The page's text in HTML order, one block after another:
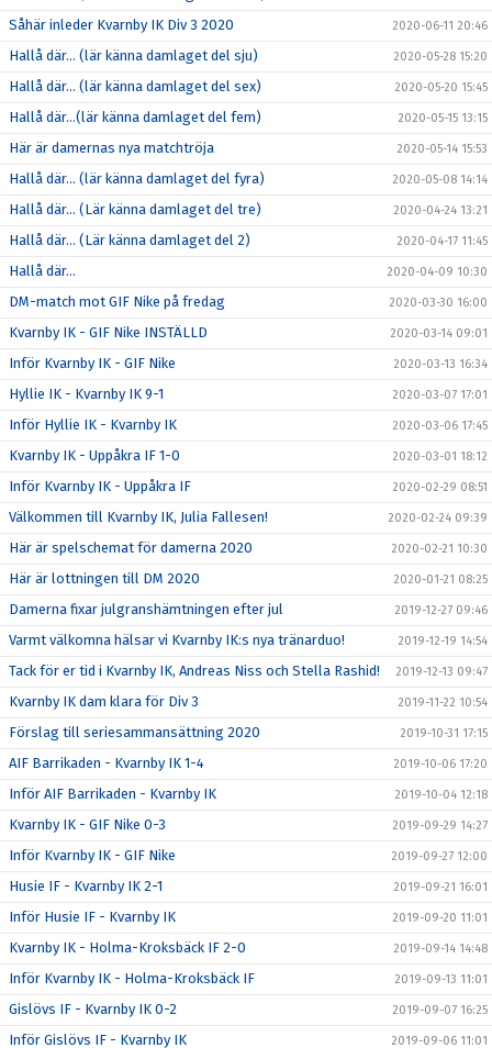
Såhär inleder Kvarnby IK Div 3 2020 2020-06-11 20:46
Hallå där… (lär känna damlaget del sju) 2020-05-28 15:20
Hallå där… (lär känna damlaget del sex) 2020-05-20 15:45
Hallå där…(lär känna damlaget del fem) 2020-05-15 13:15
Här är damernas nya matchtröja 2020-05-14 15:53
Hallå där… (lär känna damlaget del fyra) 2020-05-08 14:14
Hallå där… (Lär känna damlaget del tre) 2020-04-24 13:21
Hallå där… (Lär känna damlaget del 2) 2020-04-17 11:45
Hallå där… 2020-04-09 10:30
DM-match mot GIF Nike på fredag 2020-03-30 16:00
Kvarnby IK - GIF Nike INSTÄLLD 2020-03-14 09:01
Inför Kvarnby IK - GIF Nike 2020-03-13 16:34
Hyllie IK - Kvarnby IK 9-1 2020-03-07 17:01
Inför Hyllie IK - Kvarnby IK 2020-03-06 17:45
Kvarnby IK - Uppåkra IF 1-0 2020-03-01 18:12
Inför Kvarnby IK - Uppåkra IF 2020-02-29 08:51
Välkommen till Kvarnby IK, Julia Fallesen! 2020-02-24 09:39
Här är spelschemat för damerna 2020 2020-02-21 10:30
Här är lottningen till DM 2020 2020-01-21 08:25
Damerna fixar julgranshämtningen efter jul 2019-12-27 09:46
Varmt välkomna hälsar vi Kvarnby IK:s nya tränarduo! 2019-12-19 14:54
Tack för er tid i Kvarnby IK, Andreas Niss och Stella Rashid! 2019-12-13 09:47
Kvarnby IK dam klara för Div 3 2019-11-22 10:54
Förslag till seriesammansättning 2020 2019-10-31 17:15
AIF Barrikaden - Kvarnby IK 1-4 2019-10-06 17:20
Inför AIF Barrikaden - Kvarnby IK 2019-10-04 12:18
Kvarnby IK - GIF Nike 0-3 2019-09-29 14:27
Inför Kvarnby IK - GIF Nike 2019-09-27 12:00
Husie IF - Kvarnby IK 2-1 2019-09-21 16:01
Inför Husie IF - Kvarnby IK 2019-09-20 11:01
Kvarnby IK - Holma-Kroksbäck IF 2-0 2019-09-14 14:48
Inför Kvarnby IK - Holma-Kroksbäck IF 2019-09-13 11:01
Gislövs IF - Kvarnby IK 0-2 2019-09-07 16:25
Inför Gislövs IF - Kvarnby IK 2019-09-06 11:01